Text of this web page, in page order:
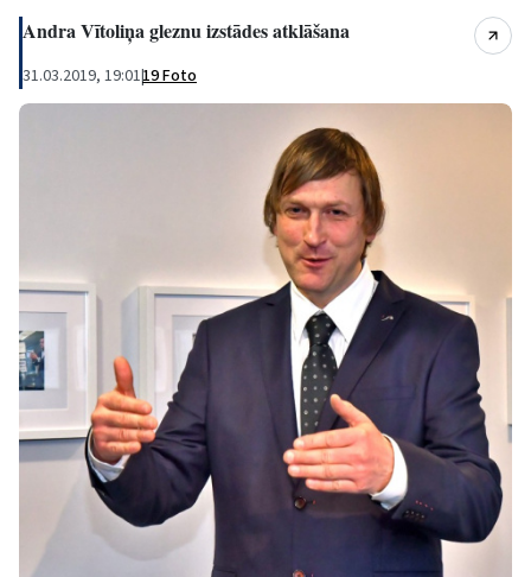
Andra Vītoliņa gleznu izstādes atklāšana
31.03.2019, 19:01|19 Foto